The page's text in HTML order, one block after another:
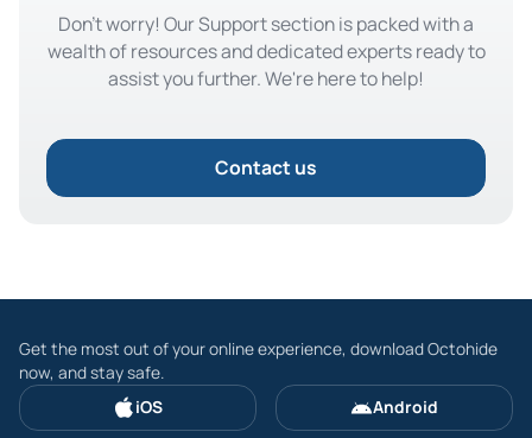
Don't worry! Our Support section is packed with a
wealth of resources and dedicated experts ready to
assist you further. We're here to help!
Contact us
Get the most out of your online experience, download Octohide
now, and stay safe.
iOS
Android